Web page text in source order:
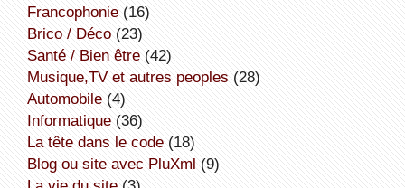
Francophonie(16)
Brico / Déco(23)
Santé / Bien être(42)
Musique,TV et autres peoples (28)
Automobile(4)
informatique(36)
la tête dans le code(18)
Blog ou site avec PluXml (9)